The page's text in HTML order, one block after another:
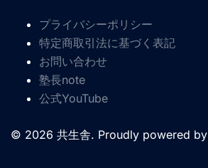
プライバシーポリシー
特定商取引法に基づく表記
お問い合わせ
塾長note
公式YouTube
© 2026 共生舎. Proudly powered by